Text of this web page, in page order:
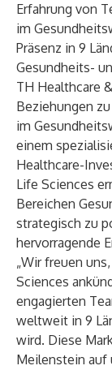
Erfahrung von
im
Präsenz in 9
Gesundheits-
TH Healthcare
Beziehungen
im
einem
Healthcare-
Life Sciences
Bereichen
strategisch zu
hervorragende
„Wir freuen
Sciences
engagierten
weltweit in 9
wird. Diese
Meilenstein auf